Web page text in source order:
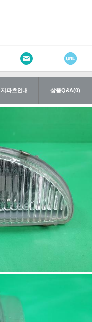
지파츠안내 상품Q&A(0)